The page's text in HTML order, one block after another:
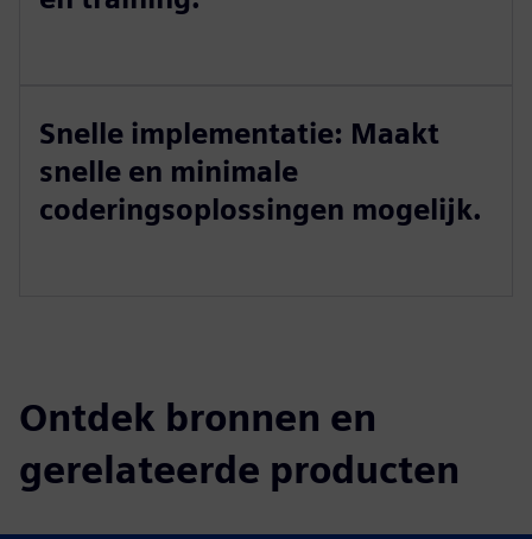
Snelle implementatie: Maakt
snelle en minimale
coderingsoplossingen mogelijk.
Ontdek bronnen en
gerelateerde producten